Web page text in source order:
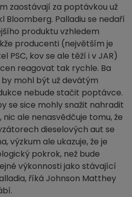
zaostávají za poptávkou už
Bloomberg. Palladiu se nedaří
produktu vzhledem
producenti (největším je
PSC, kov se ale těží i v JAR)
reagovat tak rychle. Ba
mohl být už devátým
nebude stačit poptávce.
se sice mohly snažit nahradit
ale nenasvědčuje tomu, že
dieselových aut se
výzkum ale ukazuje, že je
pokrok, než bude
výkonnosti jako stávající
říká Johnson Matthey